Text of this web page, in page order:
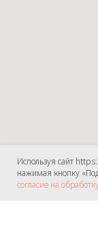
Используя сайт
нажимая кнопку
согласие на